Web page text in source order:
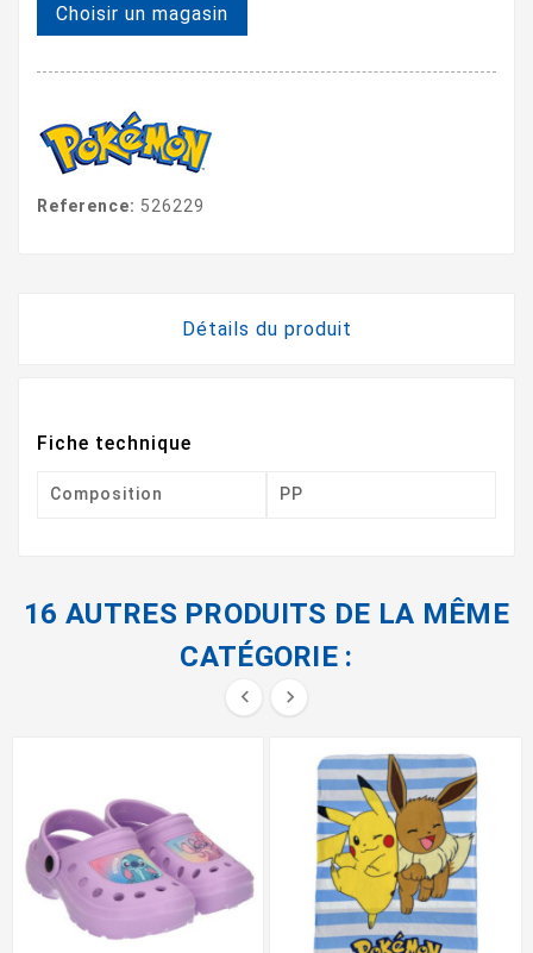
Choisir un magasin
Reference: 526229
Détails du produit
Fiche technique
Composition PP
16 AUTRES PRODUITS DE LA MÊME
CATÉGORIE :
 